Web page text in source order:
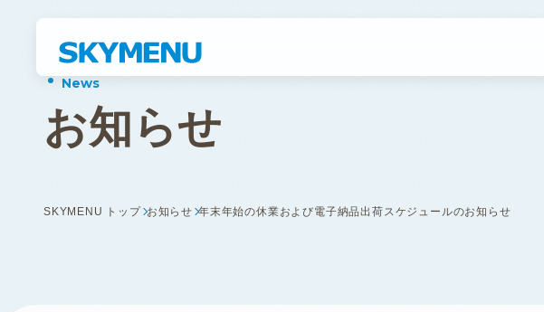
お知 らせ
SKYMENU トップ お知らせ 年末年始の休業および電子納品出荷スケジュールのお知らせ